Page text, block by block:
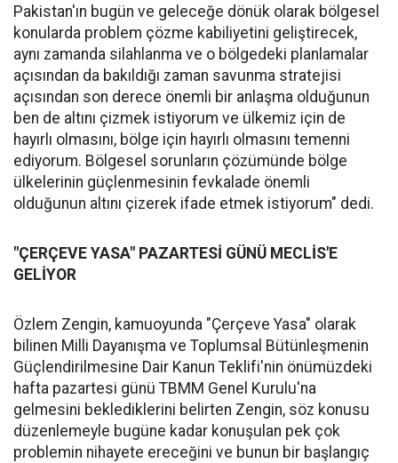
Pakistan'ın bugün ve geleceğe dönük olarak bölgesel
konularda problem çözme kabiliyetini geliştirecek,
aynı zamanda silahlanma ve o bölgedeki planlamalar
açısından da bakıldığı zaman savunma stratejisi
açısından son derece önemli bir anlaşma olduğunun
ben de altını çizmek istiyorum ve ülkemiz için de
hayırlı olmasını, bölge için hayırlı olmasını temenni
ediyorum. Bölgesel sorunların çözümünde bölge
ülkelerinin güçlenmesinin fevkalade önemli
olduğunun altını çizerek ifade etmek istiyorum" dedi.
"ÇERÇEVE YASA" PAZARTESİ GÜNÜ MECLİS'E
GELİYOR
Özlem Zengin, kamuoyunda "Çerçeve Yasa" olarak
bilinen Milli Dayanışma ve Toplumsal Bütünleşmenin
Güçlendirilmesine Dair Kanun Teklifi'nin önümüzdeki
hafta pazartesi günü TBMM Genel Kurulu'na
gelmesini beklediklerini belirten Zengin, söz konusu
düzenlemeyle bugüne kadar konuşulan pek çok
problemin nihayete ereceğini ve bunun bir başlangıç